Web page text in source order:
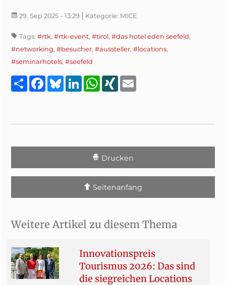
29. Sep 2025 – 13:29 | Kategorie: MICE
Tags: #rtk, #rtk-event, #tirol, #das hotel eden seefeld,
#networking, #besucher, #aussteller, #locations,
#seminarhotels, #seefeld
TeilenFacebook
BlueskyLinkedInWhatsApp
XING
Drucken
Seitenanfang
Weitere Artikel zu diesem Thema
Innovationspreis
Tourismus 2026: Das sind
die siegreichen Locations